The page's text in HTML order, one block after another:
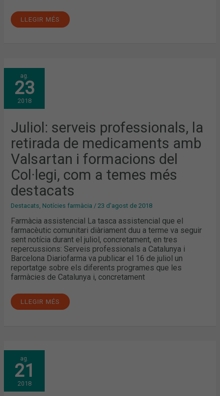
LLEGIR MÉS
ag.
23
2018
Juliol: serveis professionals, la
retirada de medicaments amb
Valsartan i formacions del
Col·legi, com a temes més
destacats
Destacats Notícies farmàcia /23 d'agost de 2018
Farmàcia assistencial La tasca assistencial que el
farmacèutic comunitari diàriament duu a terme va seguir
sent notícia durant el juliol, concretament, en tres
repercussions: Serveis professionals a Catalunya i
Barcelona Diariofarma va publicar el 16 de juliol un
reportatge sobre els diferents programes que les
farmàcies de Catalunya i, concretament
JULIOL:
SERVEIS
PROFESSIONALS,
LA
RETIRADA
DE
MEDICAMENTS
VALSARTAN
FORMACIONS
DEL
COL·LEGI,
COM
A
TEMES
MÉS
DESTACATS
LLEGIR MÉS
ag.
21
2018
BARCELONA,
ENTRE
LES
PROVÍNCIES
AMB
MÉS
FARMACÈUTICS